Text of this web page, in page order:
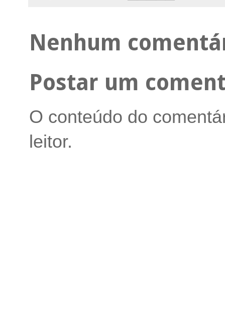
Nenhum
Postar um
O conteúdo do
leitor.